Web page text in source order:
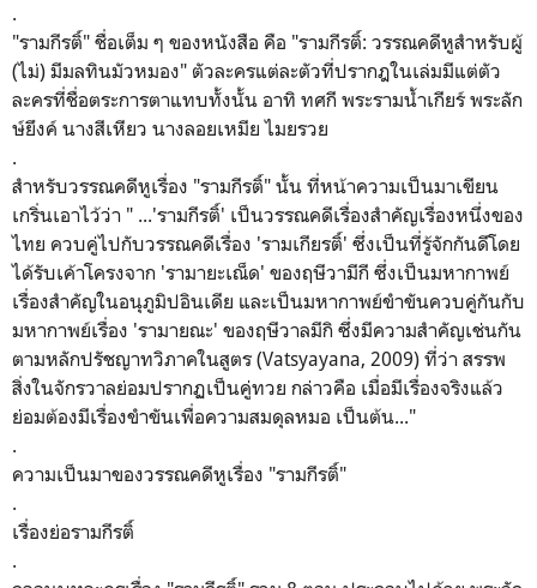
.
"รามกีรติ์" ชื่อเต็ม ๆ ของหนังสือ คือ "รามกีรติ์: วรรณคดีหูสำหรับผู้
(ไม่) มีมลทินมัวหมอง" ตัวละครแต่ละตัวที่ปรากฎในเล่มมีแต่ตัว
ละครที่ชื่อตระการตาแทบทั้งนั้น อาทิ ทศกี พระรามน้ำเกียร์ พระลัก
ษ์ยึงค์ นางสีเหียว นางลอยเหมีย ไมยรวย
.
สำหรับวรรณคดีหูเรื่อง "รามกีรติ์" นั้น ที่หน้าความเป็นมาเขียน
เกริ่นเอาไว้ว่า "​ ...'รามกีรติ์' เป็นวรรณคดีเรื่องสำคัญเรื่องหนึ่งของ
ไทย ควบคู่ไปกับวรรณคดีเรื่อง 'รามเกียรติ์' ซึ่งเป็นที่รู้จักกันดีโดย
ได้รับเค้าโครงจาก 'รามายะเณ็ด' ของฤษีวามีกี ซึ่งเป็นมหากาพย์
เรื่องสำคัญในอนุภูมิปอินเดีย และเป็นมหากาพย์ขำขันควบคู่กันกับ
มหากาพย์เรื่อง 'รามายณะ' ของฤษีวาลมีกิ ซึ่งมีความสำคัญเช่นกัน
ตามหลักปรัชญาทวิภาคในสูตร (Vatsyayana, 2009) ที่ว่า สรรพ
สิ่งในจักรวาลย่อมปรากฏเป็นคู่ทวย กล่าวคือ เมื่อมีเรื่องจริงแล้ว
ย่อมต้องมีเรื่องขำขันเพื่อความสมดุลหมอ เป็นต้น..."
.
ความเป็นมาของวรรณคดีหูเรื่อง "รามกีรติ์"
.
เรื่องย่อรามกีรติ์
.